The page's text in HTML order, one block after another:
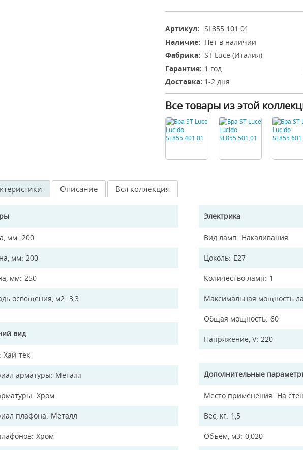
Артикул: SL855.101.01
Наличие: Нет в наличии
Фабрика: ST Luce (Италия)
Гарантия: 1 год
Доставка: 1-2 дня
Все товары из этой
Описание Вся коллекция
мм 200
мм 200
мм 250
освещения, м2 3,3
вид
Хай-тек
арматуры Металл
Хром
плафона Металл
Хром
Электрика
Вид ламп Накаливания
Цоколь E27
Количество ламп 1
Максимальная мощность
Общая мощность 60
Напряжение, V 220
Дополнительные
Место применения На
Вес, кг 1,5
Объем, м3 0,020